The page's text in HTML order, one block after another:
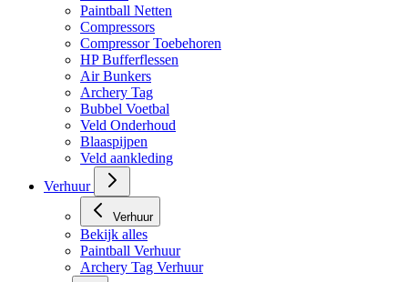
Paintball Netten
Compressors
Compressor Toebehoren
HP Bufferflessen
Air Bunkers
Archery Tag
Bubbel Voetbal
Veld Onderhoud
Blaaspijpen
Veld aankleding
Verhuur
Verhuur
Bekijk alles
Paintball Verhuur
Archery Tag Verhuur